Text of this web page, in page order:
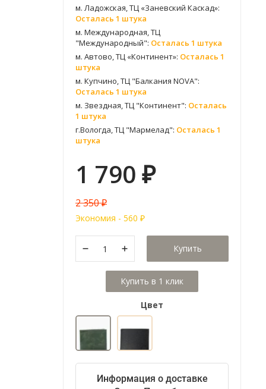
м. Ладожская, ТЦ «Заневский Каскад»:
Осталась 1 штука
м. Международная, ТЦ
"Международный": Осталась 1 штука
м. Автово, ТЦ «Континент»: Осталась 1
штука
м. Купчино, ТЦ "Балкания NOVA":
Осталась 1 штука
м. Звездная, ТЦ "Континент": Осталась
1 штука
г.Вологда, ТЦ "Мармелад": Осталась 1
штука
1 790 ₽
2 350₽
Экономия - 560 ₽
Купить
Цвет
Информация о доставке